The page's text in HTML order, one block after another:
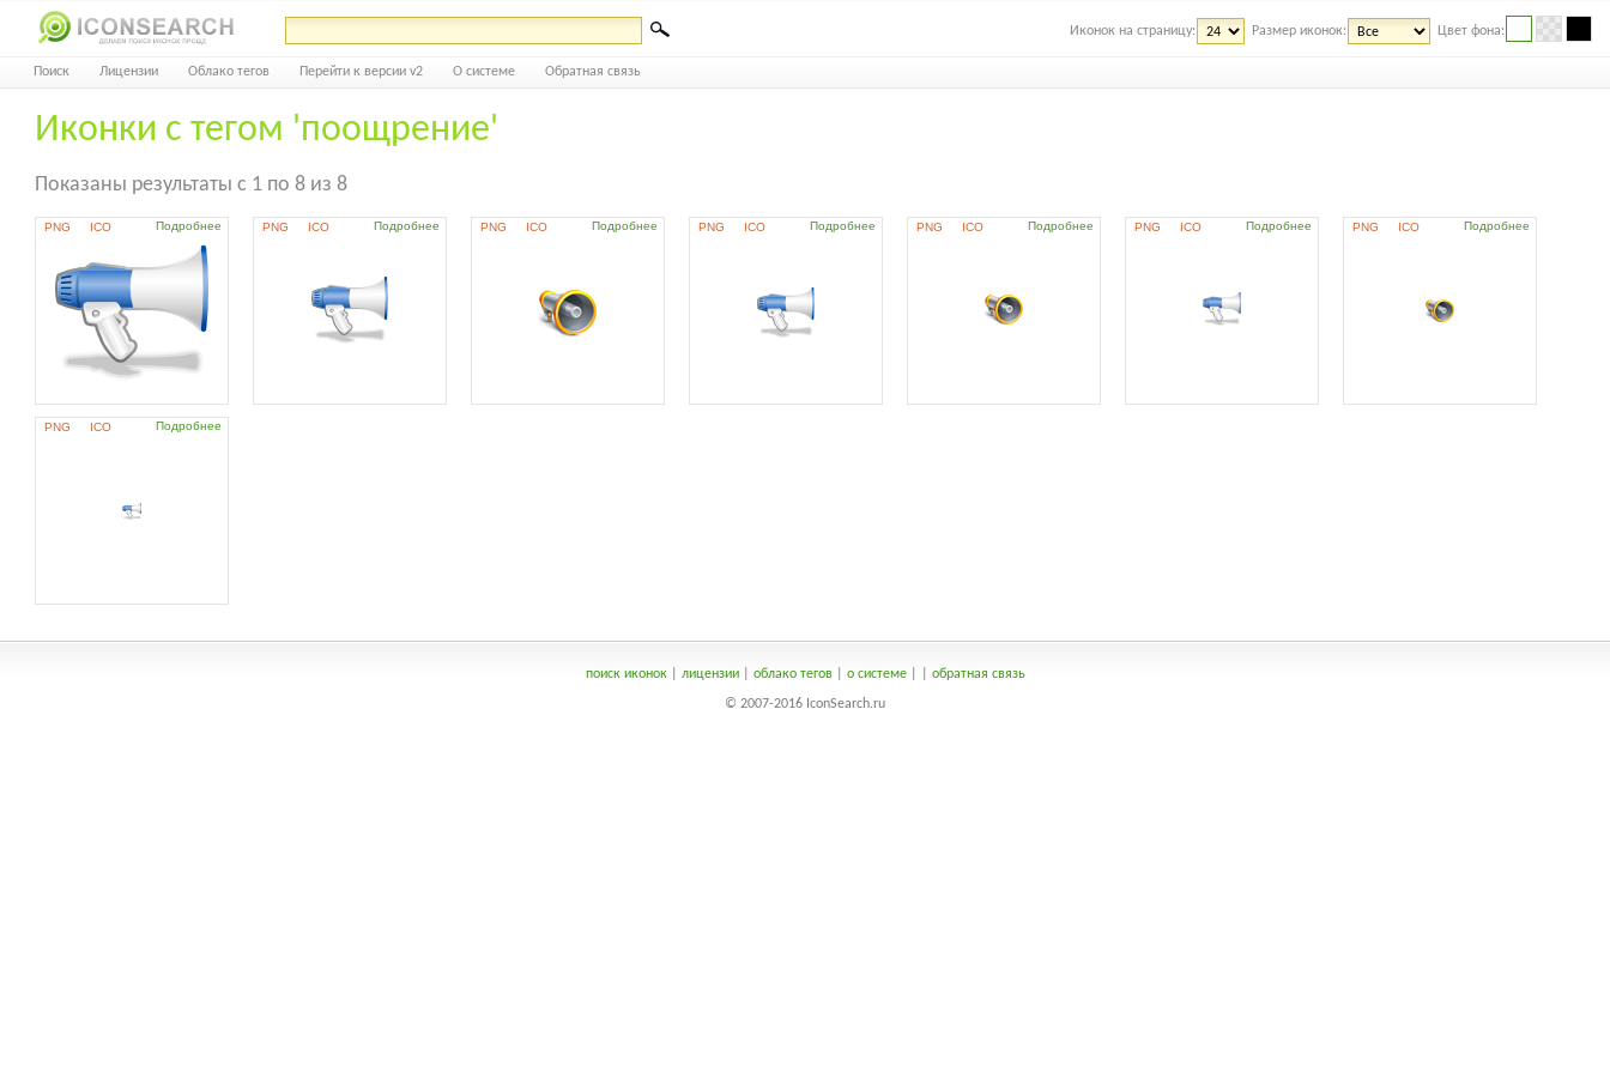
Иконок на страницу: Размер иконок: Цвет фона:
Поиск Лицензии Облако тегов Перейти к версии v2 О системе Обратная связь
Иконки с тегом 'поощрение'
Показаны результаты с 1 по 8 из 8
PNG ICO Подробнее PNG ICO Подробнее PNG ICO Подробнее PNG ICO Подробнее PNG ICO Подробнее PNG ICO Подробнее PNG ICO Подробнее
PNG ICO Подробнее
поиск иконок| лицензии| облако тегов| о системе| обратная связь
© 2007-2016 IconSearch.ru